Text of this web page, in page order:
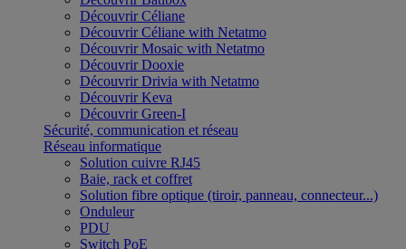
Découvrir Céliane
Découvrir Céliane with Netatmo
Découvrir Mosaic with Netatmo
Découvrir Dooxie
Découvrir Drivia with Netatmo
Découvrir Keva
Découvrir Green-I
Sécurité, communication et réseau
Réseau informatique
Solution cuivre RJ45
Baie, rack et coffret
Solution fibre optique (tiroir, panneau, connecteur...)
Onduleur
PDU
Switch PoE